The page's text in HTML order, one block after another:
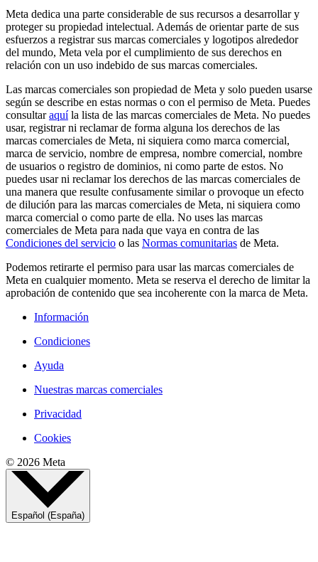
Meta dedica una parte considerable de sus recursos a desarrollar y
proteger su propiedad intelectual. Además de orientar parte de sus
esfuerzos a registrar sus marcas comerciales y logotipos alrededor
del mundo, Meta vela por el cumplimiento de sus derechos en
relación con un uso indebido de sus marcas comerciales.
Las marcas comerciales son propiedad de Meta y solo pueden usarse
según se describe en estas normas o con el permiso de Meta. Puedes
consultaraquí la lista de las marcas comerciales de Meta. No puedes
usar, registrar ni reclamar de forma alguna los derechos de las
marcas comerciales de Meta, ni siquiera como marca comercial,
marca de servicio, nombre de empresa, nombre comercial, nombre
de usuarios o registro de dominios, ni como parte de estos. No
puedes usar ni reclamar los derechos de las marcas comerciales de
una manera que resulte confusamente similar o provoque un efecto
de dilución para las marcas comerciales de Meta, ni siquiera como
marca comercial o como parte de ella. No uses las marcas
comerciales de Meta para nada que vaya en contra de las
Condiciones del servicio o las Normas comunitarias de Meta.
Podemos retirarte el permiso para usar las marcas comerciales de
Meta en cualquier momento. Meta se reserva el derecho de limitar la
aprobación de contenido que sea incoherente con la marca de Meta.
Información
Condiciones
Ayuda
Nuestras marcas comerciales
Privacidad
Cookies
© 2026 Meta
Español (España)